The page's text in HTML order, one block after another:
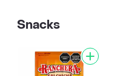
Snacks